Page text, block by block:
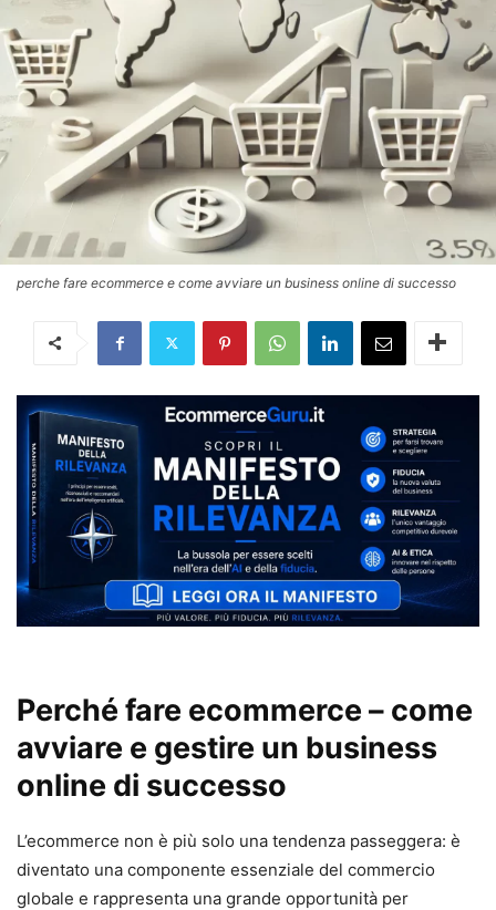
perche fare ecommerce e come avviare un business online di successo
Perché fare ecommerce – come
avviare e gestire un business
online di successo
L’ecommerce non è più solo una tendenza passeggera: è
diventato una componente essenziale del commercio
globale e rappresenta una grande opportunità per